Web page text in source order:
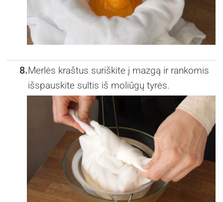
8.Merlės kraštus suriškite į mazgą ir rankomis
išspauskite sultis iš moliūgų tyrės.